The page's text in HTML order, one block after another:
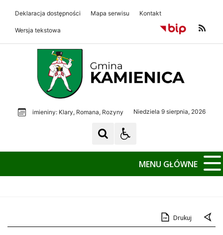
Deklaracja dostępności Mapa serwisu Kontakt
Wersja tekstowa
Gmina Kamienica
imieniny: Klary, Romana, Rozyny Niedziela 9 sierpnia, 2026
MENU GŁÓWNE
Drukuj